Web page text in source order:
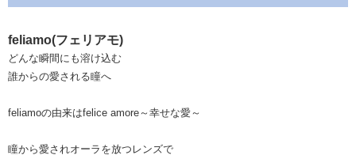
feliamo(フェリアモ)
どんな瞬間にも溶け込む
誰からの愛される瞳へ
feliamoの由来はfelice amore～幸せな愛～
瞳から愛されオーラを放つレンズで